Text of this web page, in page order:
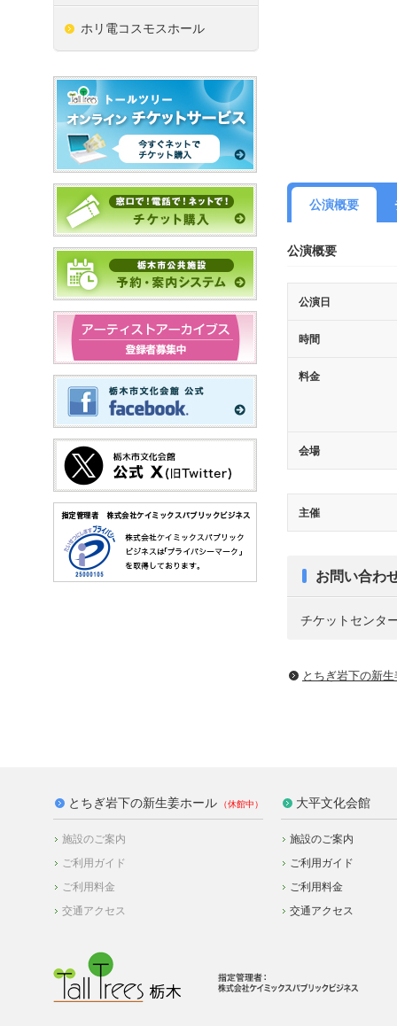
公演概要
公演概要
公演日
時間
料金
会場
主催
お問い合わ
チケットセンタ
とちぎ岩下の新
ホリ電コスモスホール
とちぎ岩下の新生姜ホール
施設のご案内
ご利用ガイド
ご利用料金
交通アクセス
大平文化会館
施設のご案内
ご利用ガイド
ご利用料金
交通アクセス